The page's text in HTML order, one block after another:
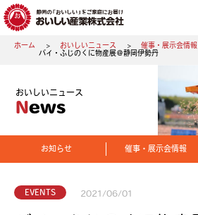
ホーム おいしいニュース
催事・展示会情報
バイ・ふじのくに物産展＠静岡伊勢丹
おいしいニュース
News
お知らせ 催事・展示会情報
EVENTS 2021/06/01